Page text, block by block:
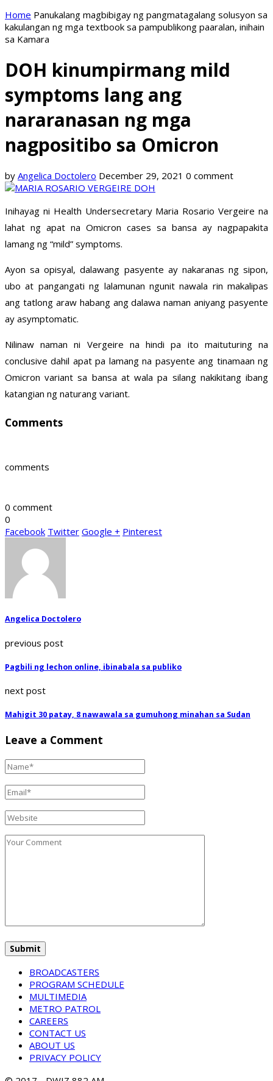
Home Panukalang magbibigay ng pangmatagalang solusyon sa
kakulangan ng mga textbook sa pampublikong paaralan, inihain
sa Kamara
DOH kinumpirmang mild
symptoms lang ang
nararanasan ng mga
nagpositibo sa Omicron
by Angelica Doctolero December 29, 2021 0 comment
Inihayag ni Health Undersecretary Maria Rosario Vergeire na
lahat ng apat na Omicron cases sa bansa ay nagpapakita
lamang ng “mild” symptoms.
Ayon sa opisyal, dalawang pasyente ay nakaranas ng sipon,
ubo at pangangati ng lalamunan ngunit nawala rin makalipas
ang tatlong araw habang ang dalawa naman aniyang pasyente
ay asymptomatic.
Nilinaw naman ni Vergeire na hindi pa ito maituturing na
conclusive dahil apat pa lamang na pasyente ang tinamaan ng
Omicron variant sa bansa at wala pa silang nakikitang ibang
katangian ng naturang variant.
Comments
comments
0 comment
0
Facebook Twitter Google + Pinterest
Angelica Doctolero
previous post
Pagbili ng lechon online, ibinabala sa publiko
next post
Mahigit 30 patay, 8 nawawala sa gumuhong minahan sa Sudan
Leave a Comment
BROADCASTERS
PROGRAM SCHEDULE
MULTIMEDIA
METRO PATROL
CAREERS
CONTACT US
ABOUT US
PRIVACY POLICY